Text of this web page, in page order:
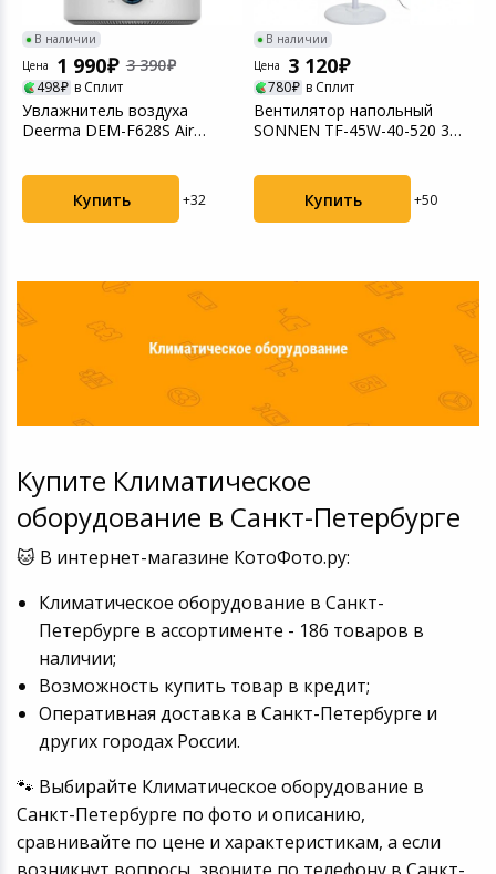
В наличии
Цена
1 990 3 390
498 в Сплит
Увлажнитель воздуха
Deerma DEM-F628S Air
Купить +32
В наличии
Цена
3 120
780 в Сплит
Вентилятор напольный
SONNEN TF-45W-40-520 3
Купить +50
Купите Климатическое
оборудование в Санкт-Петербурге
🐱 В интернет-магазине КотоФото.ру:
Климатическое оборудование в Санкт-
Петербурге в ассортименте - 186 товаров в
наличии;
Возможность купить товар в кредит;
Оперативная доставка в Санкт-Петербурге и
других городах России.
🐾 Выбирайте Климатическое оборудование в
Санкт-Петербурге по фото и описанию,
сравнивайте по цене и характеристикам, а если